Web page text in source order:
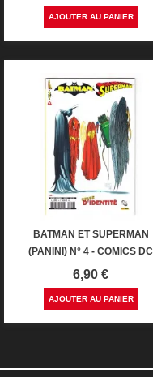
AJOUTER AU PANIER
BATMAN ET SUPERMAN
(PANINI) N° 4 - COMICS DC
Prix
6,90 €
AJOUTER AU PANIER